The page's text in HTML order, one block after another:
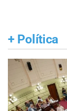
+ Política